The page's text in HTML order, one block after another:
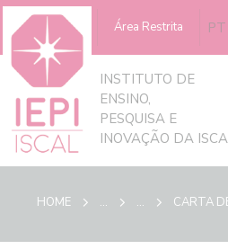
A Iscal Área Restrita PT
INSTITUTO DE
ENSINO,
PESQUISA E
INOVAÇÃO DA
HOME ... ... CARTA